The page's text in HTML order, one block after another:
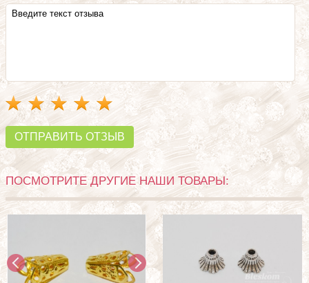
ОТПРАВИТЬ ОТЗЫВ
ПОСМОТРИТЕ ДРУГИЕ НАШИ ТОВАРЫ: